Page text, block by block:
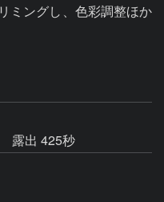
ミングし、色彩調整ほか
露出 425秒